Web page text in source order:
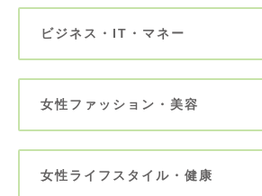
ビジネス・IT・マネー
女性ファッション・美容
女性ライフスタイル・健康